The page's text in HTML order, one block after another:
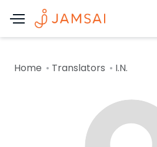
Home Translators I.N.